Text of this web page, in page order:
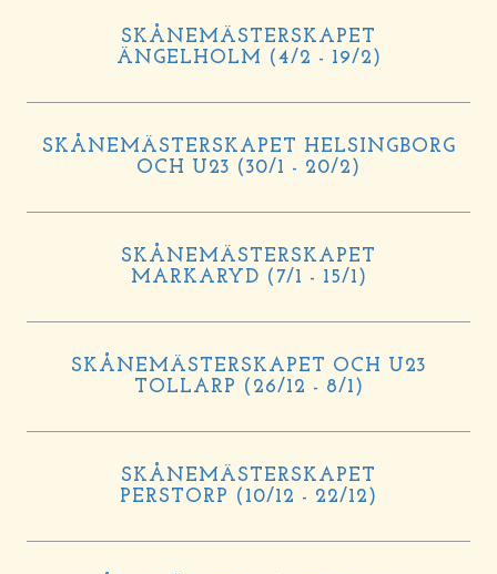
SKÅNEMÄSTERSKAPET
ÄNGELHOLM (4/2 - 19/2)
SKÅNEMÄSTERSKAPET HELSINGBORG
OCH U23 (30/1 - 20/2)
SKÅNEMÄSTERSKAPET
MARKARYD (7/1 - 15/1)
SKÅNEMÄSTERSKAPET OCH U23
TOLLARP (26/12 - 8/1)
SKÅNEMÄSTERSKAPET
PERSTORP (10/12 - 22/12)